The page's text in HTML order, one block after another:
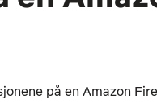
på en Amazon